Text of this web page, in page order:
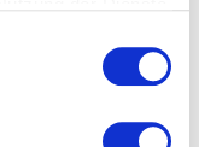
Media